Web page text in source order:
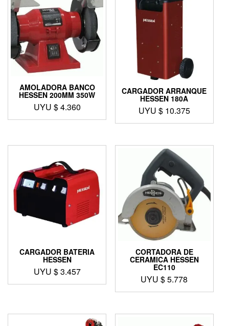
AMOLADORA BANCO
HESSEN 200MM 350W
UYU $4.360
CARGADOR ARRANQUE
HESSEN 180A
UYU $ 10.375
CARGADOR BATERIA
HESSEN
UYU $3.457
CORTADORA DE
CERAMICA HESSEN
EC110
UYU $5.778